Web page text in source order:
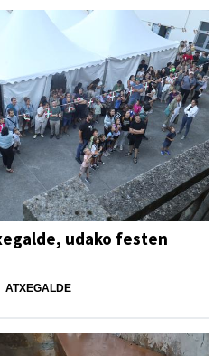
udako festen
ATXEGALDE